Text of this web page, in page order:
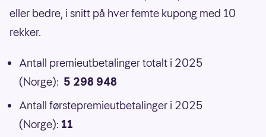
eller bedre, i snitt på hver femte kupong med 10
rekker.
Antall premieutbetalinger totalt i 2025
(Norge): 5 298 948
Antall førstepremieutbetalinger i 2025
(Norge): 11